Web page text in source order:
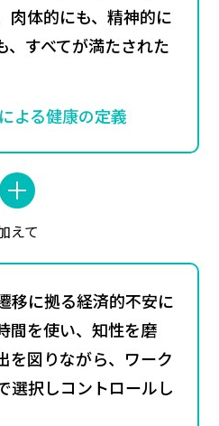
肉体的にも、精神的に
、すべてが満たされた
よる健康の定義
えて
移に拠る経済的不安に
間を使い、知性を磨
を図りながら、ワーク
選択しコントロールし